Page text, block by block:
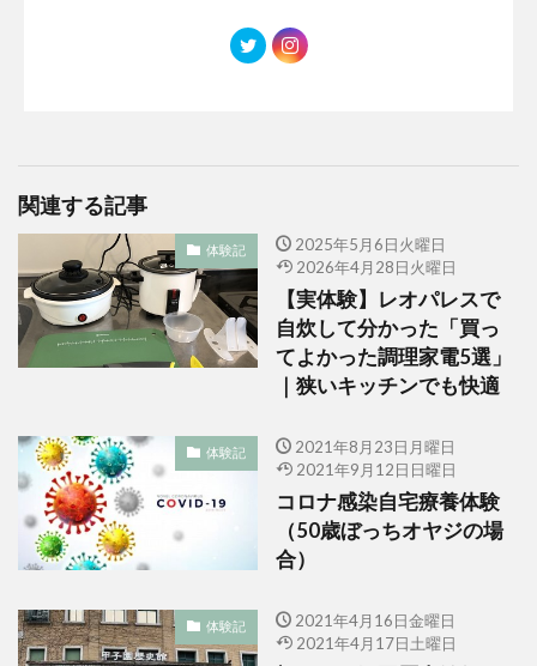
関連する記事
体験記
2025年5月6日火曜日
2026年4月28日火曜日
【実体験】レオパレスで
自炊して分かった「買っ
てよかった調理家電5選」
｜狭いキッチンでも快適
体験記
2021年8月23日月曜日
2021年9月12日日曜日
コロナ感染自宅療養体験
（50歳ぼっちオヤジの場
合）
体験記
2021年4月16日金曜日
2021年4月17日土曜日